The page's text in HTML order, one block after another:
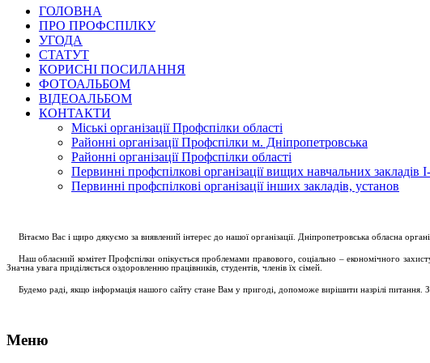
ГОЛОВНА
ПРО ПРОФСПІЛКУ
УГОДА
СТАТУТ
КОРИСНІ ПОСИЛАННЯ
ФОТОАЛЬБОМ
ВІДЕОАЛЬБОМ
КОНТАКТИ
Міські організації Профспілки області
Районні організації Профспілки м. Дніпропетровська
Районні організації Профспілки області
Первинні профспілкові організації вищих навчальних закладів
Первинні профспілкові організації інших закладів, установ
Вітаємо Вас і щиро дякуємо за виявлений інтерес до нашої організації. Дніпропетровська обласна
Наш обласний комітет Профспілки опікується проблемами правового, соціально – економічного
Значна увага приділяється оздоровленню працівників, студентів, членів їх сімей.
Будемо раді, якщо інформація нашого сайту стане Вам у пригоді, допоможе вирішити назрілі питання.
Меню